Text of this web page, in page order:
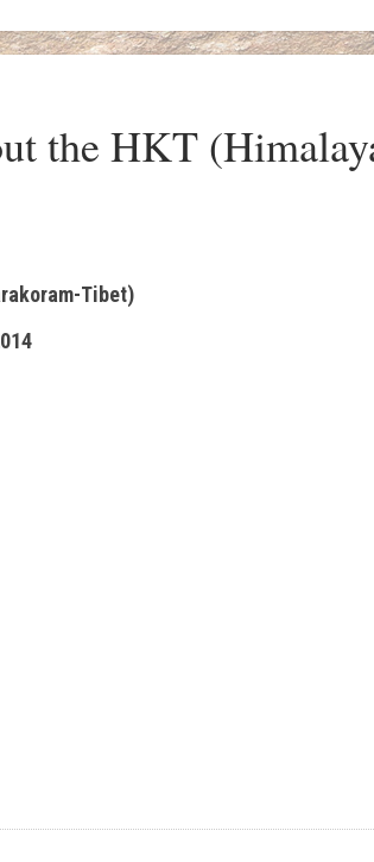
the HKT
Tibet)